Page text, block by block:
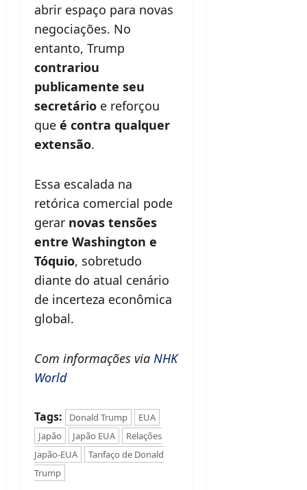
abrir espaço para novas
negociações. No
entanto, Trump
contrariou
publicamente seu
secretário e reforçou
que é contra qualquer
extensão.
Essa escalada na
retórica comercial pode
gerar novas tensões
entre Washington e
Tóquio, sobretudo
diante do atual cenário
de incerteza econômica
global.
Com informações via NHK
World
Tags: Donald Trump
EUA
Japão
Japão EUA
Relações
Japão-EUA
Tarifaço de Donald
Trump